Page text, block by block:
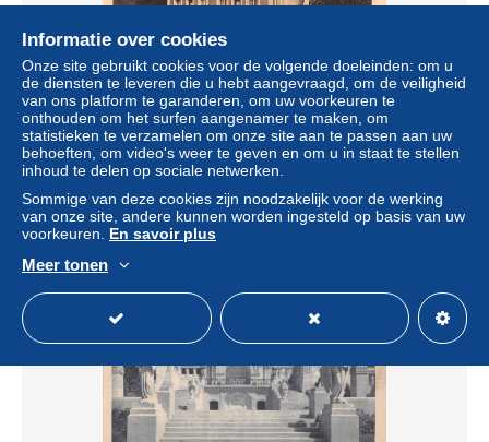
14-LISIEUX-N°T5227-G/0317
± US$ 6,91
Statuut Professioneel handelaar
Nieuw
Informatie over cookies
Onze site gebruikt cookies voor de volgende doeleinden: om u
de diensten te leveren die u hebt aangevraagd, om de veiligheid
van ons platform te garanderen, om uw voorkeuren te
onthouden om het surfen aangenamer te maken, om
statistieken te verzamelen om onze site aan te passen aan uw
behoeften, om video's weer te geven en om u in staat te stellen
inhoud te delen op sociale netwerken.
Sommige van deze cookies zijn noodzakelijk voor de werking
van onze site, andere kunnen worden ingesteld op basis van uw
voorkeuren. En savoir plus
Meer tonen